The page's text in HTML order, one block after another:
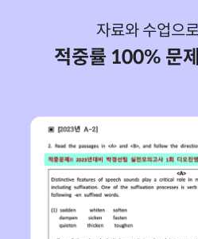
자료와 수업으
적중률 100% 문